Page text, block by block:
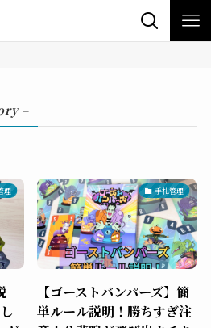
–
理 手札管理
【ゴーストバンパーズ】簡
単ルール説明！勝ちすぎ注